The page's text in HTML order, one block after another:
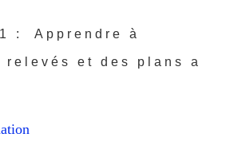
: Apprendre à
relevés et des plans a